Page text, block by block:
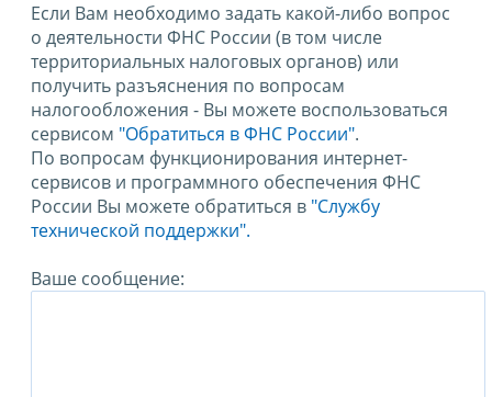
Если Вам необходимо задать какой-либо вопрос
о деятельности ФНС России (в том числе
территориальных налоговых органов) или
получить разъяснения по вопросам
налогообложения - Вы можете воспользоваться
сервисом "Обратиться в ФНС России".
По вопросам функционирования интернет-
сервисов и программного обеспечения ФНС
России Вы можете обратиться в "Службу
технической поддержки".
Ваше сообщение: